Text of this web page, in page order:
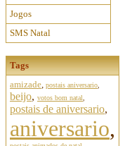
Jogos
SMS Natal
Tags
amizade, postais aniversario
beijo, votos bom natal
postais de aniversario,
aniversario,